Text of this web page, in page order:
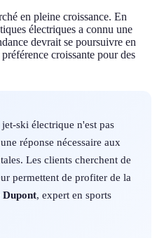
en pleine croissance. En
électriques a connu une
devrait se poursuivre en
croissante pour des
ski électrique n'est pas
réponse nécessaire aux
Les clients cherchent de
permettent de profiter de la
, expert en sports